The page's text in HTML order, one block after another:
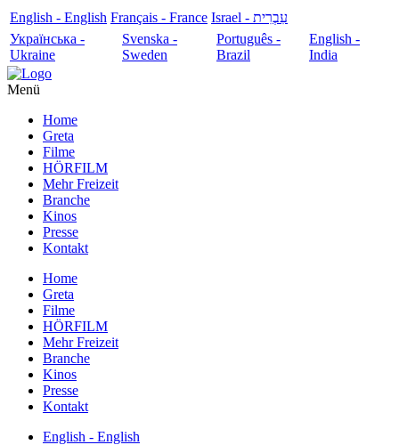
English - English Français - France
עִבְרִית - Israel
Українська -
Ukraine
Svenska -
Sweden
Português -
Brazil
English -
India
Menü
Home
Greta
Filme
HÖRFILM
Mehr Freizeit
Branche
Kinos
Presse
Kontakt
Home
Greta
Filme
HÖRFILM
Mehr Freizeit
Branche
Kinos
Presse
Kontakt
English - English